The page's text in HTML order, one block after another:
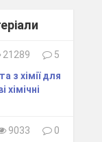
21289
5
з хімії для
хімічні
9033
0